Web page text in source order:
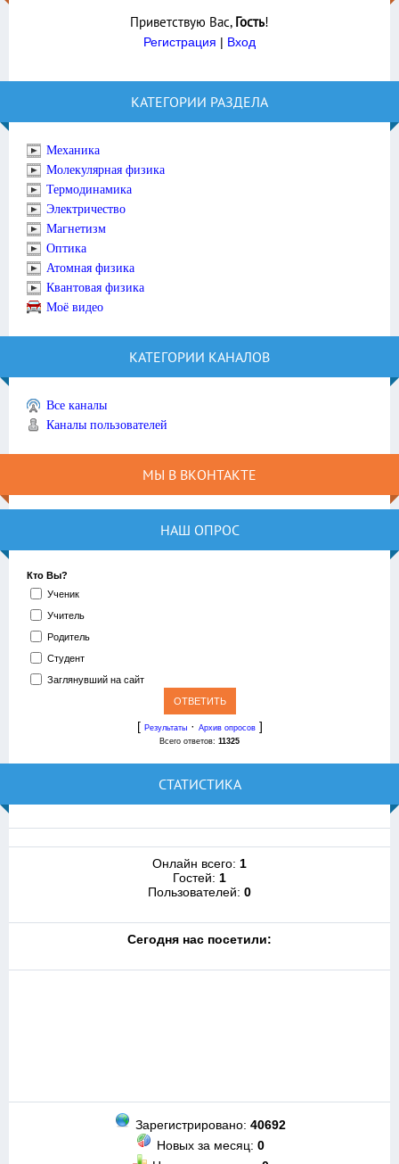
Приветствую Вас, Гость!
Регистрация | Вход
КАТЕГОРИИ РАЗДЕЛА
Механика
Молекулярная физика
Термодинамика
Электричество
Магнетизм
Оптика
Атомная физика
Квантовая физика
Моё видео
КАТЕГОРИИ КАНАЛОВ
Все каналы
Каналы пользователей
МЫ В ВКОНТАКТЕ
НАШ ОПРОС
Кто Вы?
Ученик
Учитель
Родитель
Студент
Заглянувший на сайт
[ Результаты· Архив опросов]
Всего ответов: 11325
СТАТИСТИКА
Онлайн всего: 1
Гостей: 1
Пользователей: 0
Cегодня нас посетили:
Зарегистрировано: 40692
Новых за месяц: 0